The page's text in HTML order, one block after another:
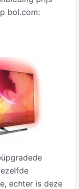
bol.com:
echter is deze